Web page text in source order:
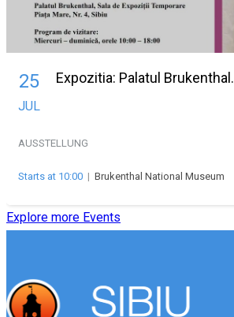
25
JUL
Expozitia: Palatul
AUSSTELLUNG
Starts at 10:00 | Brukenthal National Museum
Explore more Events